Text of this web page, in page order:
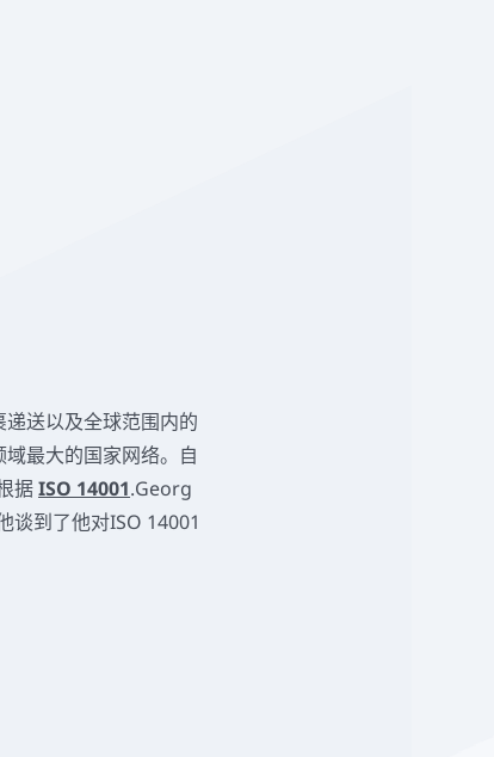
送以及全球范围内的
最大的国家网络。自
据ISO 14001.Georg
谈到了他对ISO 14001